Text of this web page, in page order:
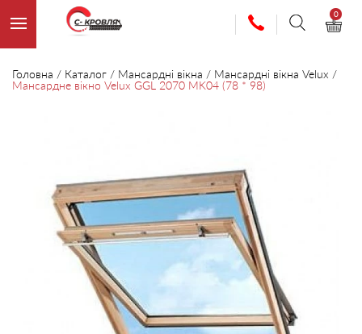
0
Головна / Каталог / Мансардні вікна / Мансардні вікна Velux /
Мансардне вікно Velux GGL 2070 MK04 (78 * 98)